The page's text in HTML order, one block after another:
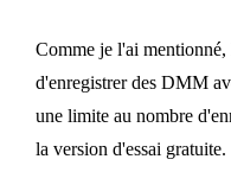
Comme je l'ai
d'enregistrer des DMM
une limite au nombre
la version d'essai gratuite.